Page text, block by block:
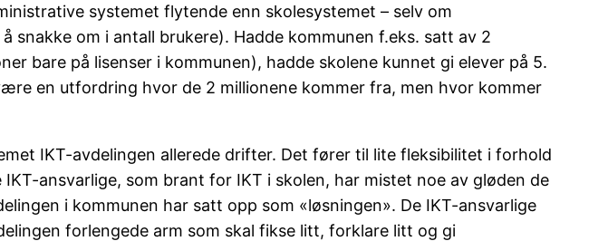
systemet flytende enn skolesystemet – selv om
snakke om i antall brukere). Hadde kommunen f.eks. satt av 2
bare på lisenser i kommunen), hadde skolene kunnet gi elever på 5.
en utfordring hvor de 2 millionene kommer fra, men hvor kommer
IKT-avdelingen allerede drifter. Det fører til lite fleksibilitet i forhold
ansvarlige, som brant for IKT i skolen, har mistet noe av gløden de
i kommunen har satt opp som «løsningen». De IKT-ansvarlige
forlengede arm som skal fikse litt, forklare litt og gi